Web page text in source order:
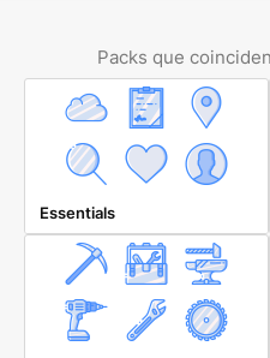
Packs que
Essentials